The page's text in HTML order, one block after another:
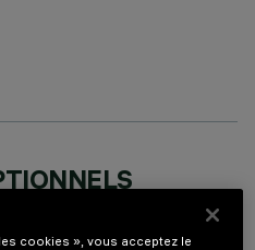
cookies », vous acceptez le